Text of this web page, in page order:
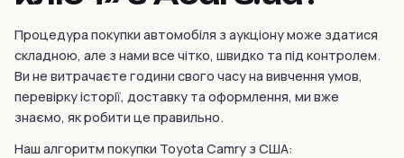
Процедура покупки автомобіля з аукціону може здатися
складною, але з нами все чітко, швидко та під контролем.
Ви не витрачаєте години свого часу на вивчення умов,
перевірку історії, доставку та оформлення, ми вже
знаємо, як робити це правильно.
Наш алгоритм покупки Toyota Camry з США: